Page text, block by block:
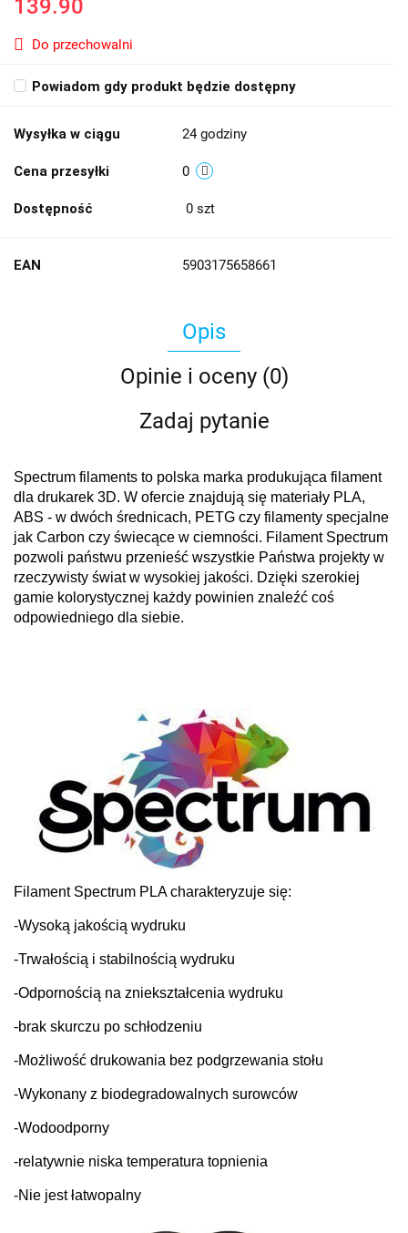
139.90
Do przechowalni
Powiadom gdy produkt będzie dostępny
Wysyłka w ciągu 24 godziny
Cena przesyłki 0
Dostępność 0 szt
EAN 5903175658661
Opis
Opinie i oceny (0)
Zadaj pytanie
Spectrum filaments to polska marka produkująca filament
dla drukarek 3D. W ofercie znajdują się materiały PLA,
ABS - w dwóch średnicach, PETG czy filamenty specjalne
jak Carbon czy świecące w ciemności. Filament Spectrum
pozwoli państwu przenieść wszystkie Państwa projekty w
rzeczywisty świat w wysokiej jakości. Dzięki szerokiej
gamie kolorystycznej każdy powinien znaleźć coś
odpowiedniego dla siebie.
Filament Spectrum PLA charakteryzuje się:
-Wysoką jakością wydruku
-Trwałością i stabilnością wydruku
-Odpornością na zniekształcenia wydruku
-brak skurczu po schłodzeniu
-Możliwość drukowania bez podgrzewania stołu
-Wykonany z biodegradowalnych surowców
-Wodoodporny
-relatywnie niska temperatura topnienia
-Nie jest łatwopalny